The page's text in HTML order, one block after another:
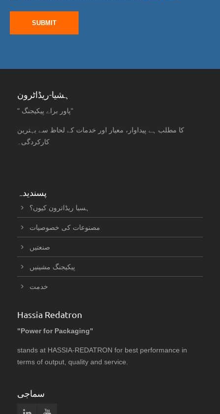
SUBMIT
ہشیا-ریڈاٹرون
" پاور براے پیکیجنگ"
کا مطلب ہے پیداوار، معیار اور خدمات کے لحاظ سے بہترین
کارکردگی۔
پسندیدہ
ہسیا ریڈاترون کیوں؟
مصنوعات کی خصوصیات
صنعتیں
پیکیجنگ مشینیں
خدمت
Hassia Redatron
"Power for Packaging"
stands at HASSIA-REDATRON for best performance in
terms of output, quality and service.
سماجی